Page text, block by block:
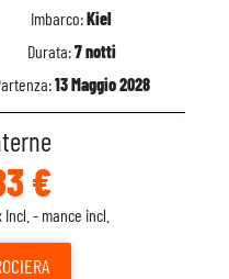
Imbarco:Kiel
Durata:7 notti
13 Maggio 2028
€
- mance incl.